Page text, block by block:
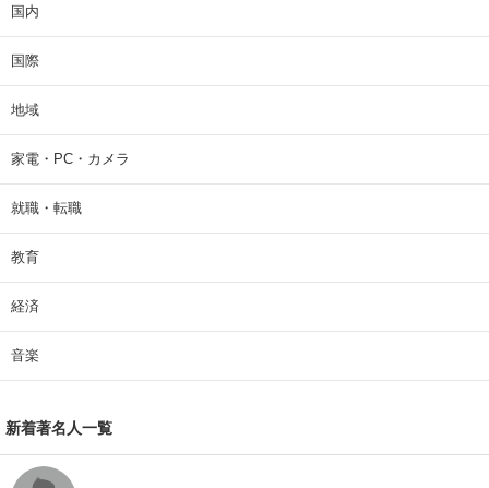
国内
国際
地域
家電・PC・カメラ
就職・転職
教育
経済
音楽
新着著名人一覧